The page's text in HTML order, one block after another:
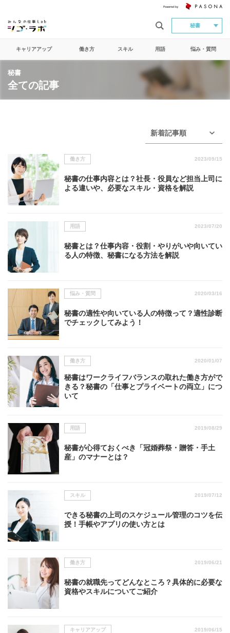
秘書
キャリアアップ 働き方 スキル 用語 悩み・質問
秘書
全ての記事
新着記事順
働き方 2023/09/15
秘書の仕事内容とは？社長・役員など担当上司に
よる違いや、必要なスキル・資格を解説
用語 2023/07/20
秘書とは？仕事内容・役割・やりがいや向いてい
る人の特徴、秘書になる方法を解説
悩み・質問 2020/03/16
秘書の適性や向いている人の特徴って？適性診断
でチェックしてみよう！
働き方 2020/01/07
秘書はワークライフバランスの取れた働き方がで
きる？秘書の「仕事とプライベートの両立」につ
いて
用語 2019/08/29
秘書が心得ておくべき「冠婚葬祭・贈答・手土
産」のマナーとは？
スキル 2019/07/12
できる秘書の上司のスケジュール管理のコツを伝
授！手帳やアプリの使い方とは
働き方 2019/06/21
秘書の就職先ってどんなところ？具体的に必要な
資格やスキルについてご紹介
キャリアアップ 2019/06/15